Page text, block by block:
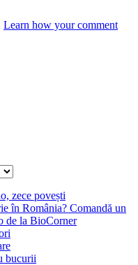
Learn how your comment
zece povești
în România? Comandă un
de la BioCorner
bucurii